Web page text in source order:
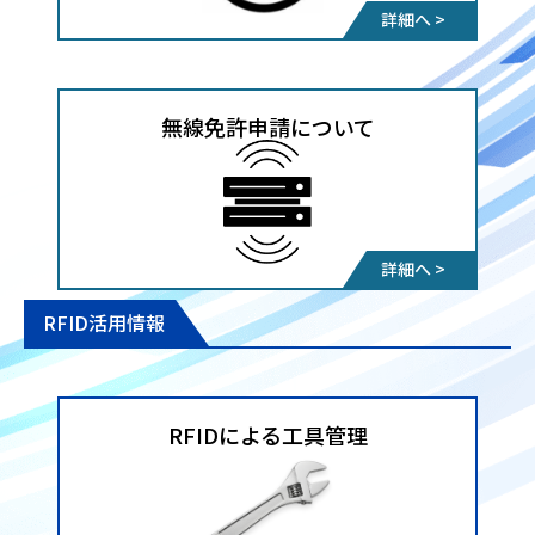
詳細へ >
無線免許申請について
詳細へ >
RFID活用情報
RFIDによる工具管理